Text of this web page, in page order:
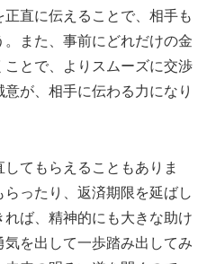
直に伝えることで、相手も
また、事前にどれだけの金
とで、よりスムーズに交渉
が、相手に伝わる力になり
てもらえることもありま
ったり、返済期限を延ばし
ば、精神的にも大きな助け
を出して一歩踏み出してみ